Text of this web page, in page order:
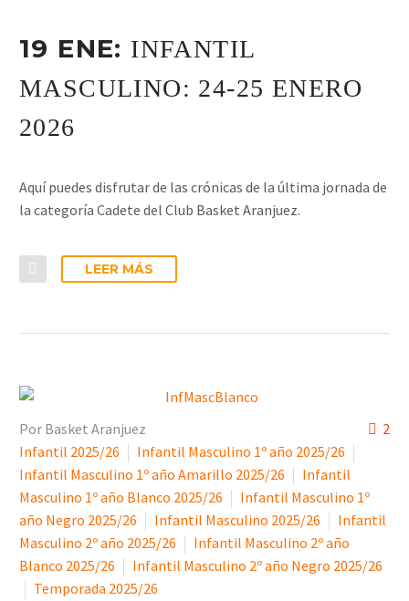
19 ENE: INFANTIL
MASCULINO: 24-25 ENERO
2026
Aquí puedes disfrutar de las crónicas de la última jornada de
la categoría Cadete del Club Basket Aranjuez.
LEER MÁS
2
Por Basket Aranjuez
Infantil 2025/26
Infantil Masculino 1º año 2025/26
Infantil Masculino 1º año Amarillo 2025/26
Infantil
Masculino 1º año Blanco 2025/26
Infantil Masculino 1º
año Negro 2025/26
Infantil Masculino 2025/26
Infantil
Masculino 2º año 2025/26
Infantil Masculino 2º año
Blanco 2025/26
Infantil Masculino 2º año Negro 2025/26
Temporada 2025/26